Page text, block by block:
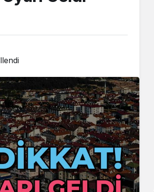
Genel
Ankara Elmadağ’da Üç
Ev Cayır Cayır Yandı